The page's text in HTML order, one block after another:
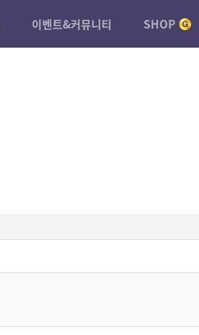
이벤트&커뮤니티 SHOP